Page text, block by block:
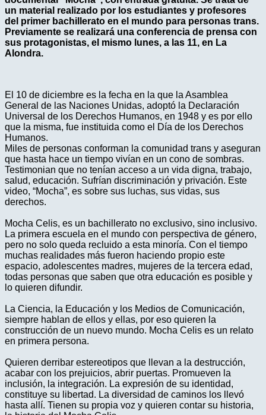
un material realizado por los estudiantes y profesores
del primer bachillerato en el mundo para personas trans.
Previamente se realizará una conferencia de prensa con
sus protagonistas, el mismo lunes, a las 11, en La
Alondra.
El 10 de diciembre es la fecha en la que la Asamblea
General de las Naciones Unidas, adoptó la Declaración
Universal de los Derechos Humanos, en 1948 y es por ello
que la misma, fue instituida como el Día de los Derechos
Humanos.
Miles de personas conforman la comunidad trans y aseguran
que hasta hace un tiempo vivían en un cono de sombras.
Testimonian que no tenían acceso a un vida digna, trabajo,
salud, educación. Sufrían discriminación y privación. Este
video, “Mocha”, es sobre sus luchas, sus vidas, sus
derechos.
Mocha Celis, es un bachillerato no exclusivo, sino inclusivo.
La primera escuela en el mundo con perspectiva de género,
pero no solo queda recluido a esta minoría. Con el tiempo
muchas realidades más fueron haciendo propio este
espacio, adolescentes madres, mujeres de la tercera edad,
todas personas que saben que otra educación es posible y
lo quieren difundir.
La Ciencia, la Educación y los Medios de Comunicación,
siempre hablan de ellos y ellas, por eso quieren la
construcción de un nuevo mundo. Mocha Celis es un relato
en primera persona.
Quieren derribar estereotipos que llevan a la destrucción,
acabar con los prejuicios, abrir puertas. Promueven la
inclusión, la integración. La expresión de su identidad,
constituye su libertad. La diversidad de caminos los llevó
hasta allí. Tienen su propia voz y quieren contar su historia,